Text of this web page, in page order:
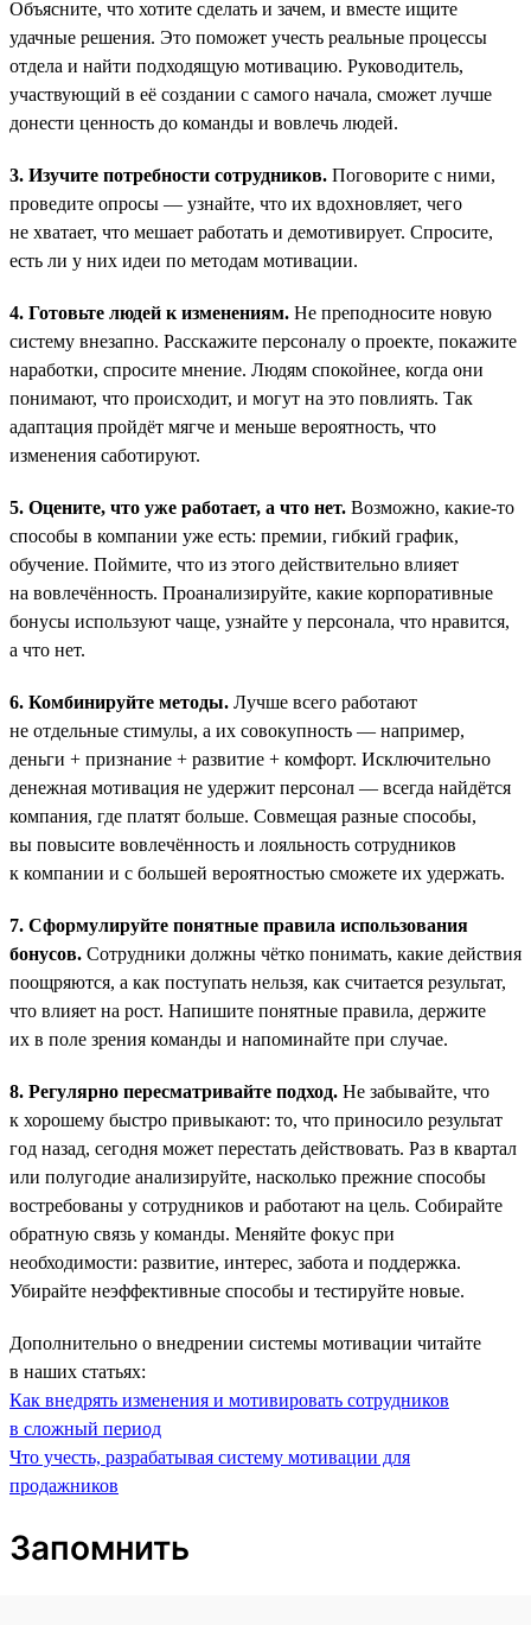
Объясните, что хотите сделать и зачем, и вместе ищите
удачные решения. Это поможет учесть реальные процессы
отдела и найти подходящую мотивацию. Руководитель,
участвующий в её создании с самого начала, сможет лучше
донести ценность до команды и вовлечь людей.
3. Изучите потребности сотрудников. Поговорите с ними,
проведите опросы — узнайте, что их вдохновляет, чего
не хватает, что мешает работать и демотивирует. Спросите,
есть ли у них идеи по методам мотивации.
4. Готовьте людей к изменениям. Не преподносите новую
систему внезапно. Расскажите персоналу о проекте, покажите
наработки, спросите мнение. Людям спокойнее, когда они
понимают, что происходит, и могут на это повлиять. Так
адаптация пройдёт мягче и меньше вероятность, что
изменения саботируют.
5. Оцените, что уже работает, а что нет. Возможно, какие-то
способы в компании уже есть: премии, гибкий график,
обучение. Поймите, что из этого действительно влияет
на вовлечённость. Проанализируйте, какие корпоративные
бонусы используют чаще, узнайте у персонала, что нравится,
а что нет.
6. Комбинируйте методы. Лучше всего работают
не отдельные стимулы, а их совокупность — например,
деньги + признание + развитие + комфорт. Исключительно
денежная мотивация не удержит персонал — всегда найдётся
компания, где платят больше. Совмещая разные способы,
вы повысите вовлечённость и лояльность сотрудников
к компании и с большей вероятностью сможете их удержать.
7. Сформулируйте понятные правила использования
бонусов. Сотрудники должны чётко понимать, какие действия
поощряются, а как поступать нельзя, как считается результат,
что влияет на рост. Напишите понятные правила, держите
их в поле зрения команды и напоминайте при случае.
8. Регулярно пересматривайте подход. Не забывайте, что
к хорошему быстро привыкают: то, что приносило результат
год назад, сегодня может перестать действовать. Раз в квартал
или полугодие анализируйте, насколько прежние способы
востребованы у сотрудников и работают на цель. Собирайте
обратную связь у команды. Меняйте фокус при
необходимости: развитие, интерес, забота и поддержка.
Убирайте неэффективные способы и тестируйте новые.
Дополнительно о внедрении системы мотивации читайте
в наших статьях:
Как внедрять изменения и мотивировать сотрудников
в сложный период
Что учесть, разрабатывая систему мотивации для
продажников
Запомнить